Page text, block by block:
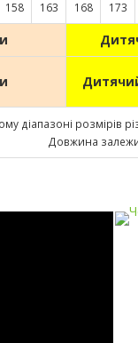
158 163 168 173
діапазоні розмірів
Довжина